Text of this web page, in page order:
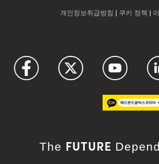
개인정보취급방침 | 쿠키 정책 |
The FUTURE